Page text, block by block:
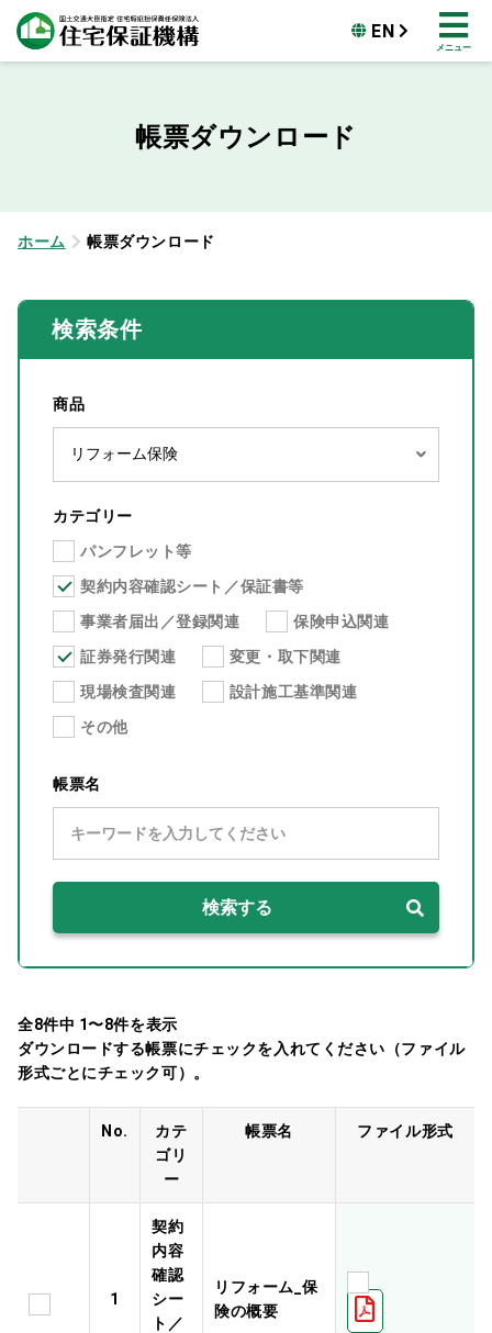
EN
メニュー
帳票ダウンロード
ホーム 帳票ダウンロード
検索条件
商品
カテゴリー
パンフレット等
契約内容確認シート／保証書等
事業者届出／登録関連
保険申込関連
証券発行関連
変更・取下関連
現場検査関連
設計施工基準関連
その他
帳票名
検索する
全8件中 1〜8件を表示
ダウンロードする帳票にチェックを入れてください（ファイル
形式ごとにチェック可）。
No.
カテ
ゴリ
ー
帳票名 ファイル形式
1
契約
内容
確認
シー
ト／
リフォーム_保
険の概要